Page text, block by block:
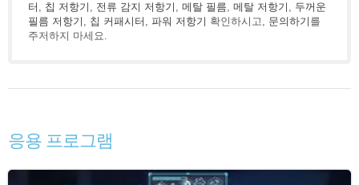
터 , 칩 저항기 , 전류 감지 저항기 , 메탈 필름, 메탈 저항기 , 두꺼운
필름 저항기 , 칩 커패시터 , 파워 저항기 확인하시고, 문의하기 를
주저하지 마세요.
응용 프로그램